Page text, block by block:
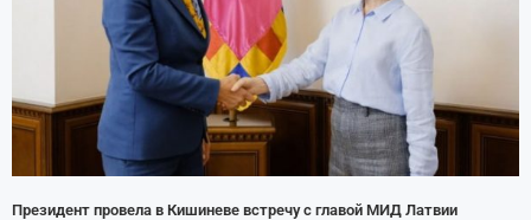
Президент провела в Кишиневе встречу с главой МИД Латвии